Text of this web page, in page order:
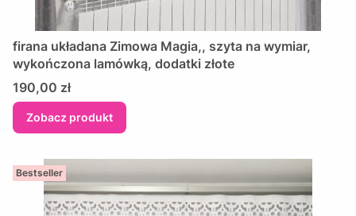
firana układana Zimowa Magia,, szyta na wymiar,
wykończona lamówką, dodatki złote
Cena
190,00 zł
Zobacz produkt
Bestseller